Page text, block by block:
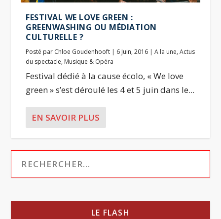
FESTIVAL WE LOVE GREEN :
GREENWASHING OU MÉDIATION
CULTURELLE ?
Posté par Chloe Goudenhooft | 6 Juin, 2016 |A la une,Actus
du spectacle, Musique & Opéra
Festival dédié à la cause écolo, « We love
green » s’est déroulé les 4 et 5 juin dans le...
EN SAVOIR PLUS
LE FLASH